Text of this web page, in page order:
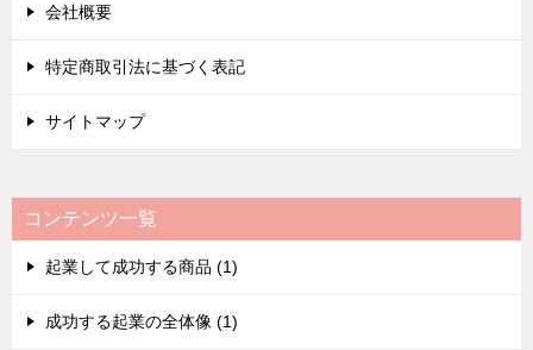
会社概要
特定商取引法に基づく表記
サイトマップ
コンテンツ一覧
起業して成功する商品 (1)
成功する起業の全体像 (1)